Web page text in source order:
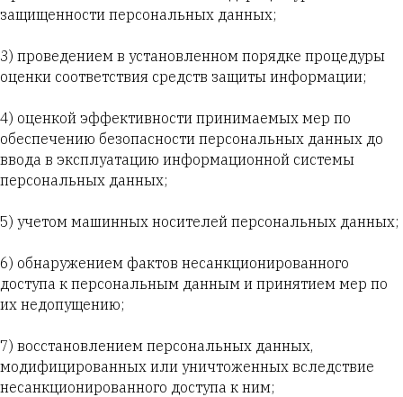
защищенности персональных данных;
3) проведением в установленном порядке процедуры
оценки соответствия средств защиты информации;
4) оценкой эффективности принимаемых мер по
обеспечению безопасности персональных данных до
ввода в эксплуатацию информационной системы
персональных данных;
5) учетом машинных носителей персональных данных;
6) обнаружением фактов несанкционированного
доступа к персональным данным и принятием мер по
их недопущению;
7) восстановлением персональных данных,
модифицированных или уничтоженных вследствие
несанкционированного доступа к ним;